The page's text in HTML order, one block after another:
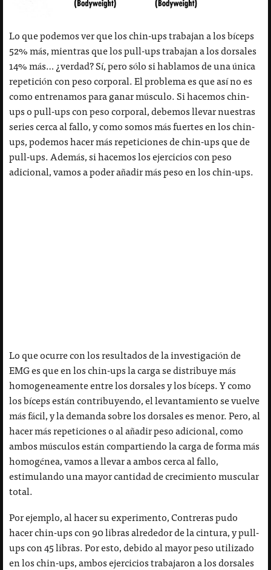
Lo que podemos ver que los chin-ups trabajan a los bíceps
52% más, mientras que los pull-ups trabajan a los dorsales
14% más… ¿verdad? Sí, pero sólo si hablamos de una única
repetición con peso corporal. El problema es que así no es
como entrenamos para ganar músculo. Si hacemos chin-
ups o pull-ups con peso corporal, debemos llevar nuestras
series cerca al fallo, y como somos más fuertes en los chin-
ups, podemos hacer más repeticiones de chin-ups que de
pull-ups. Además, si hacemos los ejercicios con peso
adicional, vamos a poder añadir más peso en los chin-ups.
Lo que ocurre con los resultados de la investigación de
EMG es que en los chin-ups la carga se distribuye más
homogeneamente entre los dorsales y los bíceps. Y como
los bíceps están contribuyendo, el levantamiento se vuelve
más fácil, y la demanda sobre los dorsales es menor. Pero, al
hacer más repeticiones o al añadir peso adicional, como
ambos músculos están compartiendo la carga de forma más
homogénea, vamos a llevar a ambos cerca al fallo,
estimulando una mayor cantidad de crecimiento muscular
total.
Por ejemplo, al hacer su experimento, Contreras pudo
hacer chin-ups con 90 libras alrededor de la cintura, y pull-
ups con 45 libras. Por esto, debido al mayor peso utilizado
en los chin-ups, ambos ejercicios trabajaron a los dorsales